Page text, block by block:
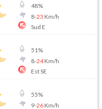
48%
8-23 Km/h
Sud E
51%
8-24Km/h
Est SE
55%
9-26Km/h